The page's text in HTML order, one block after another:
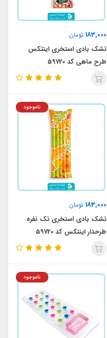
183,000 تومان
تشک بادی استخری اینتکس
طرح ماهی کد 59720
183,000 تومان
ناموجود
تشک بادی استخری تک نفره
طرحدار اینتکس کد 59720
ناموجود